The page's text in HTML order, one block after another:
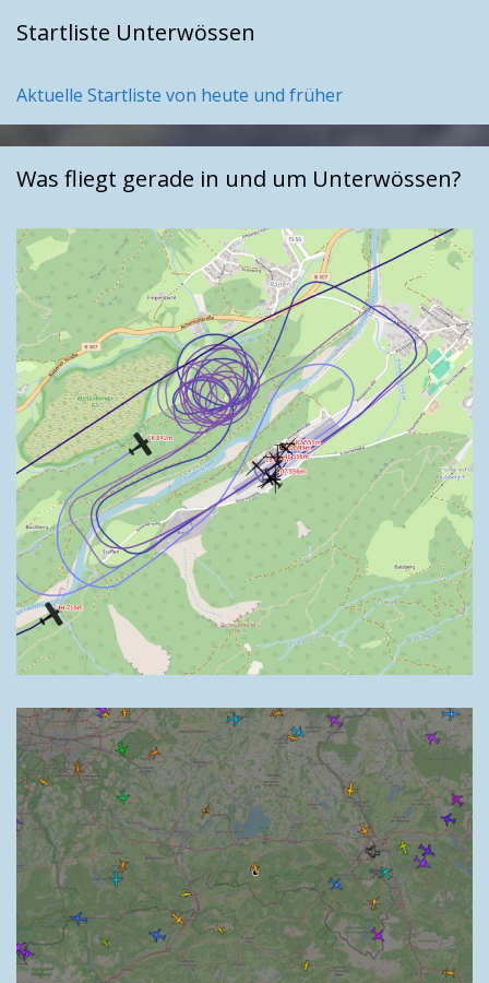
Startliste Unterwössen
Aktuelle Startliste von heute und früher
Was fliegt gerade in und um Unterwössen?